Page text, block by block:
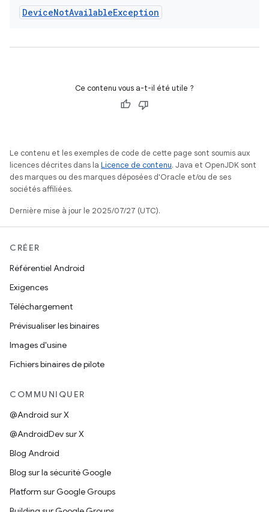
DeviceNotAvailableException
Ce contenu vous a-t-il été utile ?
Le contenu et les exemples de code de cette page sont soumis aux
licences décrites dans la Licence de contenu. Java et OpenJDK sont
des marques ou des marques déposées d'Oracle et/ou de ses
sociétés affiliées.
Dernière mise à jour le 2025/07/27 (UTC).
CRÉER
Référentiel Android
Exigences
Téléchargement
Prévisualiser les binaires
Images d'usine
Fichiers binaires de pilote
COMMUNIQUER
@Android sur X
@AndroidDev sur X
Blog Android
Blog sur la sécurité Google
Platform sur Google Groups